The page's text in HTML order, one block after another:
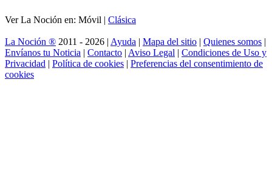
Ver La Noción en: Móvil | Clásica
La Noción ® 2011 - 2026 | Ayuda | Mapa del sitio | Quienes somos |
Envíanos tu Noticia | Contacto | Aviso Legal | Condiciones de Uso y
Privacidad | Política de cookies | Preferencias del consentimiento de
cookies